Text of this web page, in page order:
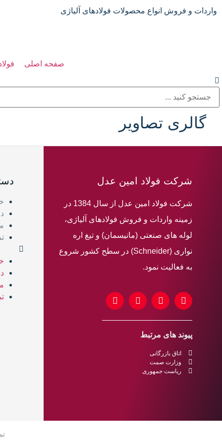
واردات و فروش انواع محصولات فولادهای آلیاژی
صفحه اصلی
گالری تصاویر
شرکت فولاد امین عدل
شرکت فولاد امین عدل از سال 1384 در
زمینه واردات و فروش فولادهای آلیاژی،
لوله های صنعتی (مانیسمان) و تیغ اره
نواری (Schneider) در سطح کشور شروع
به فعالیت نمود.
پیوند های مرتبط
اتاق بازرگانی
وزارت صمت
ریاست جمهوری